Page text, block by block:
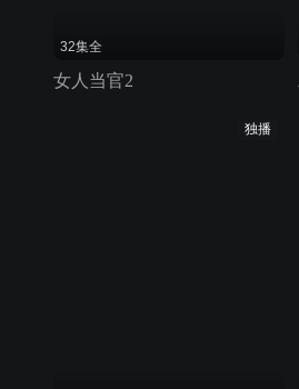
32集全
女人当官2
独播